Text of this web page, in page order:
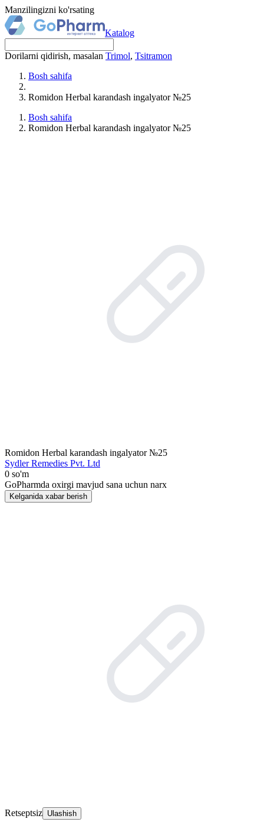
Manzilingizni ko'rsating
Katalog
Dorilarni qidirish, masalan Trimol, Tsitramon
Bosh sahifa
Romidon Herbal karandash ingalyator №25
Bosh sahifa
Romidon Herbal karandash ingalyator №25
Romidon Herbal karandash ingalyator №25
Sydler Remedies Pvt. Ltd
0 so'm
GoPharmda oxirgi mavjud sana uchun narx
Kelganida xabar berish
Retseptsiz Ulashish